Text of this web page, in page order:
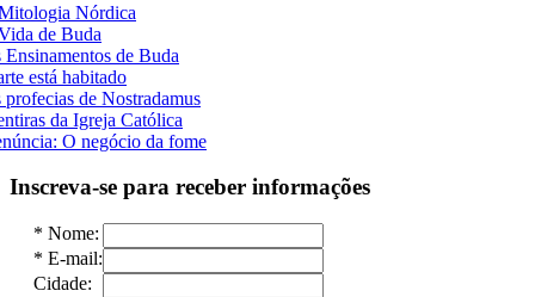
Nórdica
de Buda
Ensinamentos de Buda
está habitado
profecias de Nostradamus
da Igreja Católica
O negócio da fome
Inscreva-se para receber informações
* Nome:
* E-mail:
Cidade: